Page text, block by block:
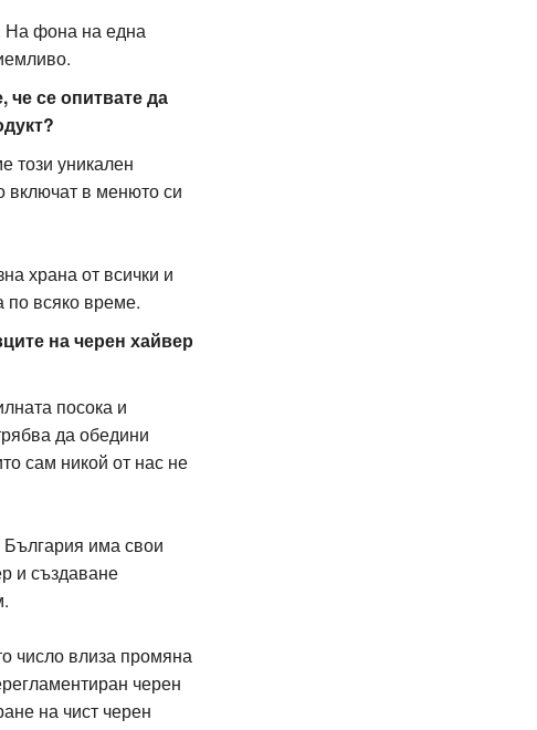
На фона на една
че се опитвате да
този уникален
включат в менюто си
храна от всички и
по всяко време.
на черен хайвер
посока и
да обедини
сам никой от нас не
България има свои
и създаване
число влиза промяна
черен
на чист черен